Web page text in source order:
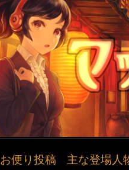
お便り投稿 主な登場人